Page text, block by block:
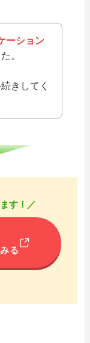
ーション
。
きしてく
す！／
る